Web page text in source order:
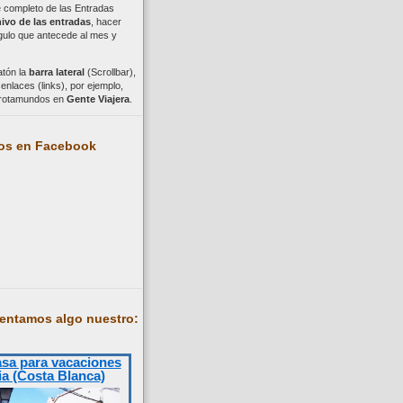
de las Entradas
de las entradas, hacer
que antecede al mes y
la barra lateral(Scrollbar),
(links), por ejemplo,
en Gente Viajera.
en Facebook
algo nuestro:
para vacaciones
(Costa Blanca)